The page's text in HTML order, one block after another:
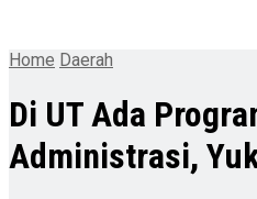
Home Daerah
Di UT Ada
Administrasi,